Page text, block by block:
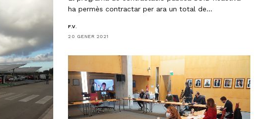
ha permès contractar per ara un total de…
F.V.
20 GENER 2021